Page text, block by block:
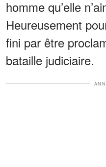
homme qu’elle
Heureusement
fini par être
bataille judiciaire.